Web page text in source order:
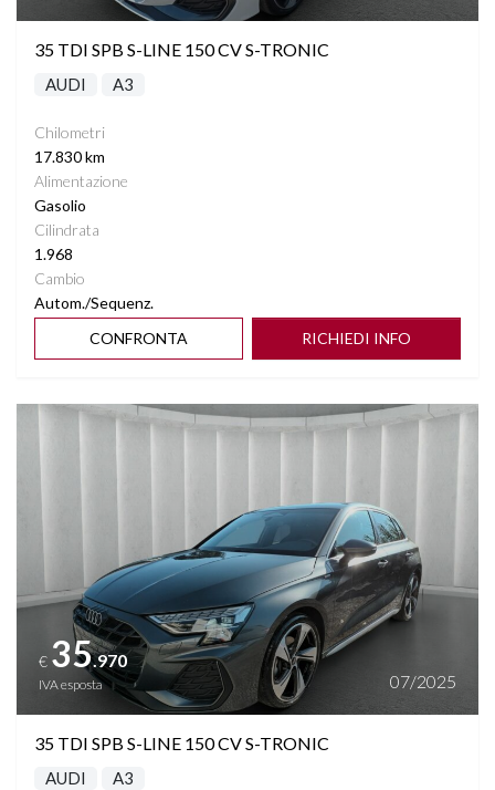
35 TDI SPB S-LINE 150 CV S-TRONIC
AUDI A3
Chilometri
17.830 km
Alimentazione
Gasolio
Cilindrata
1.968
Cambio
Autom./Sequenz.
CONFRONTA
RICHIEDI INFO
Vedi dettagli
€ 35.970
IVA esposta 07/2025
35 TDI SPB S-LINE 150 CV S-TRONIC
AUDI A3